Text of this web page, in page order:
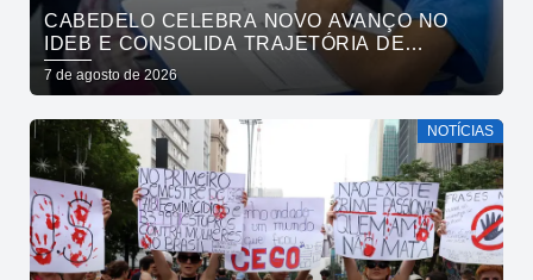
CABEDELO CELEBRA NOVO AVANÇO NO
IDEB E CONSOLIDA TRAJETÓRIA DE
CRESCIMENTO NA EDUCAÇÃO PÚBLICA
7 de agosto de 2026
NOTÍCIAS